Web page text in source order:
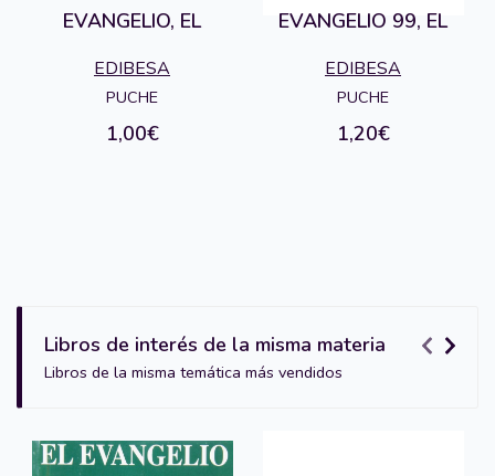
EVANGELIO, EL
EDIBESA
PUCHE
1,00€
EVANGELIO 99, EL
EDIBESA
PUCHE
1,20€
Libros de interés de la misma materia
Libros de la misma temática más vendidos